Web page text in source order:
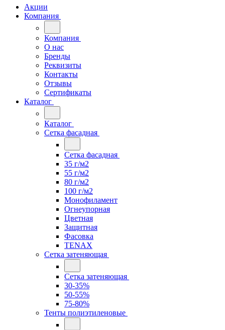
Акции
Компания
Компания
О нас
Бренды
Реквизиты
Контакты
Отзывы
Сертификаты
Каталог
Каталог
Сетка фасадная
Сетка фасадная
35 г/м2
55 г/м2
80 г/м2
100 г/м2
Монофиламент
Огнеупорная
Цветная
Защитная
Фасовка
TENAX
Сетка затеняющая
Сетка затеняющая
30-35%
50-55%
75-80%
Тенты полиэтиленовые